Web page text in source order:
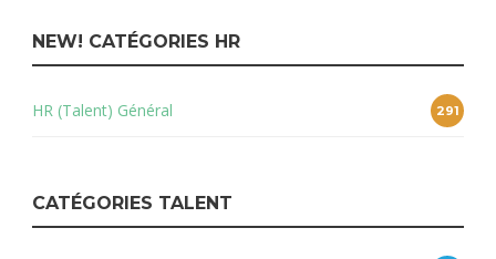
NEW! CATÉGORIES HR
HR (Talent) Général 291
CATÉGORIES TALENT